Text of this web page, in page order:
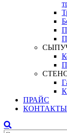
ПРАЙС
КОНТАКТЫ